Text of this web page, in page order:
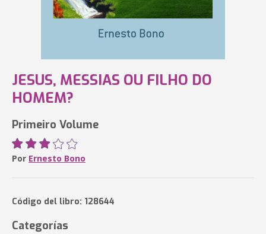
JESUS, MESSIAS OU FILHO DO
HOMEM?
Primeiro Volume
Por Ernesto Bono
Código del libro: 128644
Categorías